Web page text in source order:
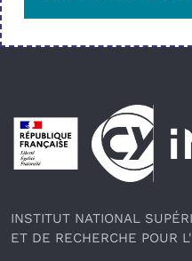
Pied de page
INSTITUT NATIONAL
ET DE RECHERCHE POUR